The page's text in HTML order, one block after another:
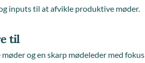
inputs til at afvikle produktive møder.
til
og en skarp mødeleder med